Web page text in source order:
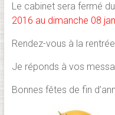
Le cabinet sera fermé du
2016 au dimanche 08
Rendez-vous à la
Je réponds à vos
Bonnes fêtes de fin